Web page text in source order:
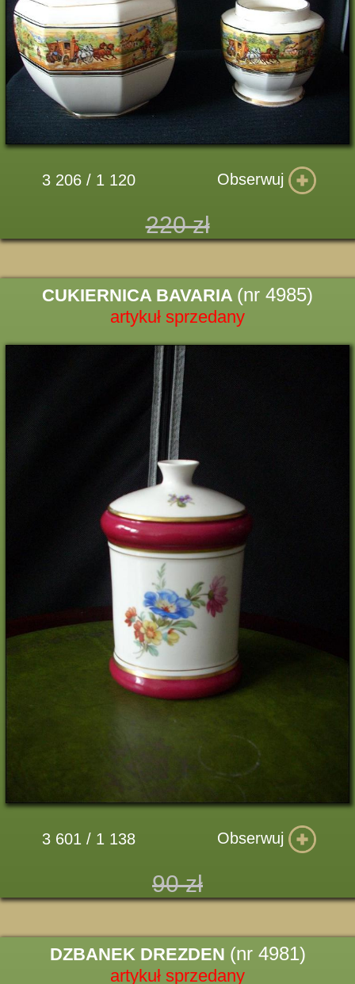
3 206 / 1 120 Obserwuj
220 zł
CUKIERNICA BAVARIA (nr 4985)
artykuł sprzedany
3 601 / 1 138 Obserwuj
90 zł
DZBANEK DREZDEN (nr 4981)
artykuł sprzedany